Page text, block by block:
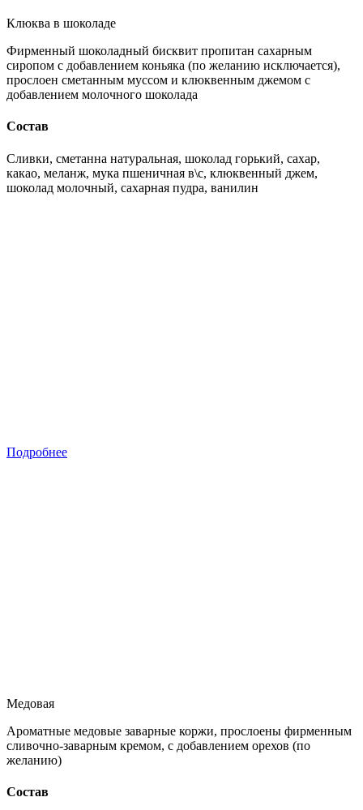
Клюква в шоколаде
Фирменный шоколадный бисквит пропитан сахарным
сиропом с добавлением коньяка (по желанию исключается),
прослоен сметанным муссом и клюквенным джемом с
добавлением молочного шоколада
Состав
Сливки, сметанна натуральная, шоколад горький, сахар,
какао, меланж, мука пшеничная в\с, клюквенный джем,
шоколад молочный, сахарная пудра, ванилин
Подробнее
Медовая
Ароматные медовые заварные коржи, прослоены фирменным
сливочно-заварным кремом, с добавлением орехов (по
желанию)
Состав